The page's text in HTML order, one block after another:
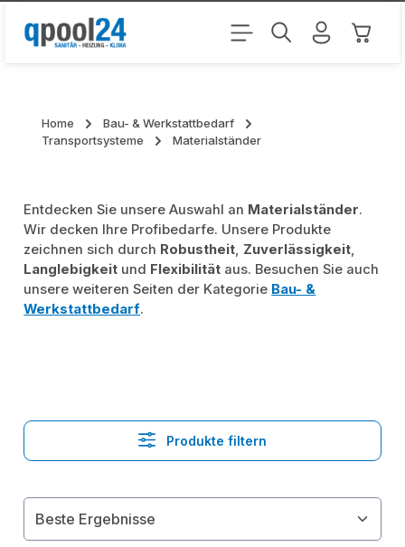
Zum Hauptinhalt springen
Home
Bau- & Werkstattbedarf
Transportsysteme
Materialständer
Entdecken Sie unsere Auswahl an Materialständer.
Wir decken Ihre Profibedarfe. Unsere Produkte
zeichnen sich durch Robustheit, Zuverlässigkeit,
Langlebigkeit und Flexibilität aus. Besuchen Sie auch
unsere weiteren Seiten der Kategorie Bau- &
Werkstattbedarf.
Produkte filtern